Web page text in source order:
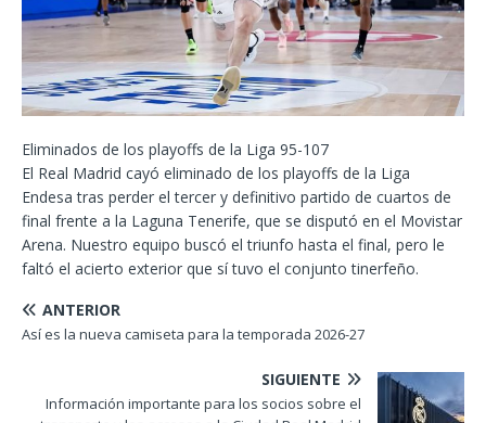
Eliminados de los playoffs de la Liga 95-107
El Real Madrid cayó eliminado de los playoffs de la Liga
Endesa tras perder el tercer y definitivo partido de cuartos de
final frente a la Laguna Tenerife, que se disputó en el Movistar
Arena. Nuestro equipo buscó el triunfo hasta el final, pero le
faltó el acierto exterior que sí tuvo el conjunto tinerfeño.
ANTERIOR
Así es la nueva camiseta para la temporada 2026-27
SIGUIENTE
Información importante para los socios sobre el